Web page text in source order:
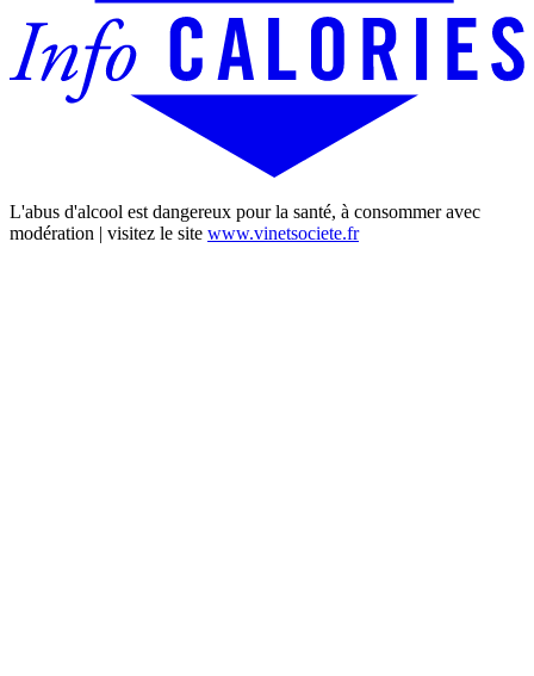
L'abus d'alcool est dangereux pour la santé, à consommer avec
modération | visitez le site www.vinetsociete.fr